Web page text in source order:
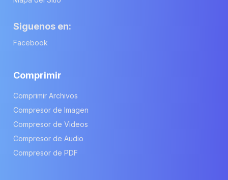
Siguenos en:
Facebook
Comprimir
Comprimir Archivos
Compresor de Imagen
Compresor de Videos
Compresor de Audio
Compresor de PDF